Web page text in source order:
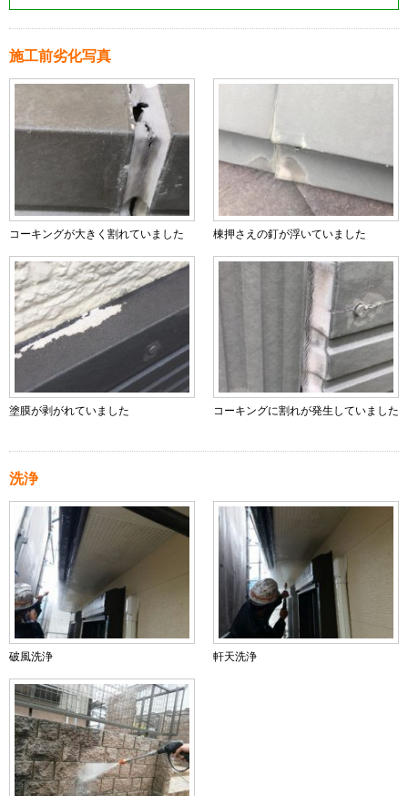
施工前劣化写真
コーキングが大きく割れていました 棟押さえの釘が浮いていました
塗膜が剥がれていました コーキングに割れが発生していました
洗浄
破風洗浄 軒天洗浄